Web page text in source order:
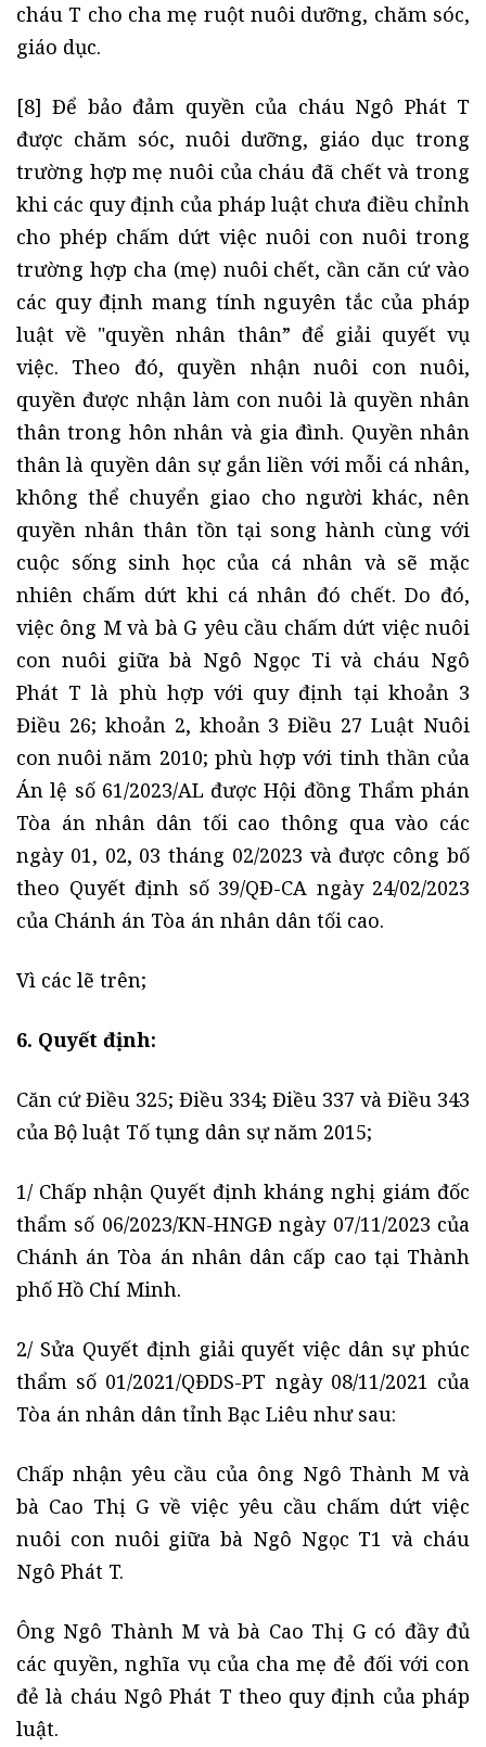
cháu T cho cha mẹ ruột nuôi dưỡng, chăm sóc,
giáo dục.
[8] Để bảo đảm quyền của cháu Ngô Phát T
được chăm sóc, nuôi dưỡng, giáo dục trong
trường hợp mẹ nuôi của cháu đã chết và trong
khi các quy định của pháp luật chưa điều chỉnh
cho phép chấm dứt việc nuôi con nuôi trong
trường hợp cha (mẹ) nuôi chết, cần căn cứ vào
các quy định mang tính nguyên tắc của pháp
luật về "quyền nhân thân” để giải quyết vụ
việc. Theo đó, quyền nhận nuôi con nuôi,
quyền được nhận làm con nuôi là quyền nhân
thân trong hôn nhân và gia đình. Quyền nhân
thân là quyền dân sự gắn liền với mỗi cá nhân,
không thể chuyển giao cho người khác, nên
quyền nhân thân tồn tại song hành cùng với
cuộc sống sinh học của cá nhân và sẽ mặc
nhiên chấm dứt khi cá nhân đó chết. Do đó,
việc ông M và bà G yêu cầu chấm dứt việc nuôi
con nuôi giữa bà Ngô Ngọc Ti và cháu Ngô
Phát T là phù hợp với quy định tại khoản 3
Điều 26; khoản 2, khoản 3 Điều 27 Luật Nuôi
con nuôi năm 2010; phù hợp với tinh thần của
Án lệ số 61/2023/AL được Hội đồng Thẩm phán
Tòa án nhân dân tối cao thông qua vào các
ngày 01, 02, 03 tháng 02/2023 và được công bố
theo Quyết định số 39/QĐ-CA ngày 24/02/2023
của Chánh án Tòa án nhân dân tối cao.
Vì các lẽ trên;
6. Quyết định:
Căn cứ Điều 325; Điều 334; Điều 337 và Điều 343
của Bộ luật Tố tụng dân sự năm 2015;
1/ Chấp nhận Quyết định kháng nghị giám đốc
thẩm số 06/2023/KN-HNGĐ ngày 07/11/2023 của
Chánh án Tòa án nhân dân cấp cao tại Thành
phố Hồ Chí Minh.
2/ Sửa Quyết định giải quyết việc dân sự phúc
thẩm số 01/2021/QĐDS-PT ngày 08/11/2021 của
Tòa án nhân dân tỉnh Bạc Liêu như sau:
Chấp nhận yêu cầu của ông Ngô Thành M và
bà Cao Thị G về việc yêu cầu chấm dứt việc
nuôi con nuôi giữa bà Ngô Ngọc T1 và cháu
Ngô Phát T.
Ông Ngô Thành M và bà Cao Thị G có đầy đủ
các quyền, nghĩa vụ của cha mẹ đẻ đối với con
đẻ là cháu Ngô Phát T theo quy định của pháp
luật.